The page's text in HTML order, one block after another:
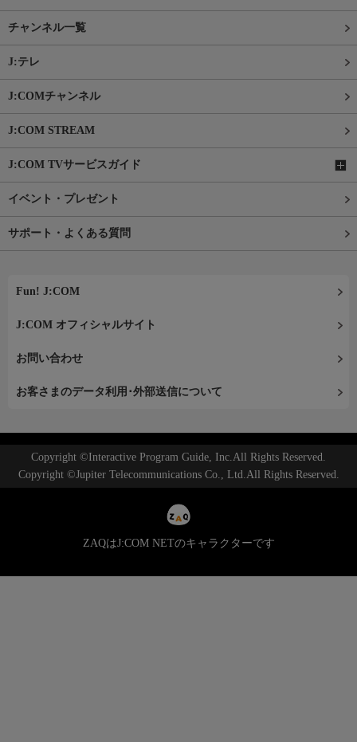
チャンネル一覧
J:テレ
J:COMチャンネル
J:COM STREAM
J:COM TVサービスガイド
イベント・プレゼント
サポート・よくある質問
Fun! J:COM
J:COM オフィシャルサイト
お問い合わせ
お客さまのデータ利用･外部送信について
Copyright ©Interactive Program Guide, Inc.All Rights Reserved.
Copyright ©Jupiter Telecommunications Co., Ltd.All Rights Reserved.
ZAQはJ:COM NETのキャラクターです